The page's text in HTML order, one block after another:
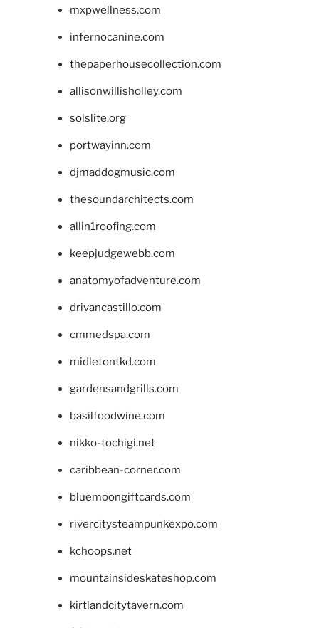
mxpwellness.com
infernocanine.com
thepaperhousecollection.com
allisonwillisholley.com
solslite.org
portwayinn.com
djmaddogmusic.com
thesoundarchitects.com
allin1roofing.com
keepjudgewebb.com
anatomyofadventure.com
drivancastillo.com
cmmedspa.com
midletontkd.com
gardensandgrills.com
basilfoodwine.com
nikko-tochigi.net
caribbean-corner.com
bluemoongiftcards.com
rivercitysteampunkexpo.com
kchoops.net
mountainsideskateshop.com
kirtlandcitytavern.com